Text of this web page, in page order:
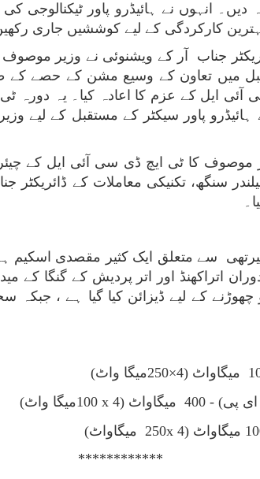
انہوں نے ہائیڈرو پاور
کارکردگی کے لیے کوششیں جاری
جناب آر کے ویشنوئی نے وزیر موصوف
میں تعاون کے وسیع مشن کے حصے کے
آئی ایل کے عزم کا اعادہ کیا۔ یہ
ہائیڈرو پاور سیکٹر کے مستقبل کے لیے
کا ٹی ایچ ڈی سی آئی ایل کے
سنگھ، تکنیکی معاملات کے ڈائریکٹر
سے متعلق ایک کثیر مقصدی اسکیم
اتراکھنڈ اور اتر پردیش کے گنگا کے
میگاواٹ (4×250میگا واٹ)
400 میگاواٹ (4 x
100میگا واٹ)
x
250 میگاواٹ)
***
*******
**